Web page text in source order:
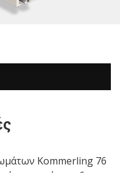
Kommerling 76